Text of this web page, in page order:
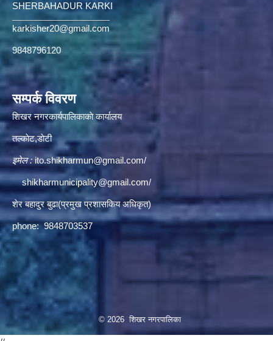
SHERBAHADUR KARKI
karkisher20@gmail.com
9848796120
सम्पर्क विवरण
शिखर नगरकार्यपालिकाकाे कार्यालय
तल्काेट,डाेटी
इमेल :ito.shikharmun@gmail.com/
shikharmunicipality@gmail.com/
शेर बहादुर बुढा(प्रमुख प्रशासकिय अधिकृत)
phone: 9848703537
© 2026 शिखर नगरपालिका